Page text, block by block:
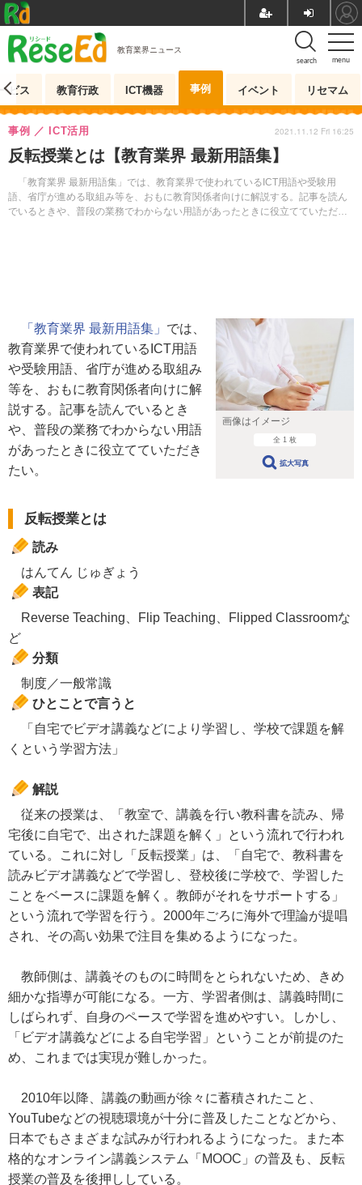
menu
search
教育業界ニュース
ビス 教育行政 ICT機器 事例 イベント リセマム
反転授業とは【教育業界 最新用語集】
「教育業界 最新用語集」では、教育業界で使われているICT用語や受験用
語、省庁が進める取組み等を、おもに教育関係者向けに解説する。記事を読ん
でいるときや、普段の業務でわからない用語があったときに役立てていただき
事例 ICT活用 2021.11.12 Fri 16:25
画像はイメージ
全 1 枚
拡大写真
「教育業界 最新用語集」 では、
教育業界で使われているICT用語
や受験用語、省庁が進める取組み
等を、おもに教育関係者向けに解
説する。記事を読んでいるとき
や、普段の業務でわからない用語
があったときに役立てていただき
たい。
反転授業とは
読み
はんてん じゅぎょう
表記
Reverse Teaching、Flip Teaching、Flipped Classroomな
ど
分類
制度／一般常識
ひとことで言うと
「自宅でビデオ講義などにより学習し、学校で課題を解
くという学習方法」
解説
従来の授業は、「教室で、講義を行い教科書を読み、帰
宅後に自宅で、出された課題を解く」という流れで行われ
ている。これに対し「反転授業」は、「自宅で、教科書を
読みビデオ講義などで学習し、登校後に学校で、学習した
ことをベースに課題を解く。教師がそれをサポートする」
という流れで学習を行う。2000年ごろに海外で理論が提唱
され、その高い効果で注目を集めるようになった。
教師側は、講義そのものに時間をとられないため、きめ
細かな指導が可能になる。一方、学習者側は、講義時間に
しばられず、自身のペースで学習を進めやすい。しかし、
「ビデオ講義などによる自宅学習」ということが前提のた
め、これまでは実現が難しかった。
2010年以降、講義の動画が徐々に蓄積されたこと、
YouTubeなどの視聴環境が十分に普及したことなどから、
日本でもさまざまな試みが行われるようになった。また本
格的なオンライン講義システム「MOOC」の普及も、反転
授業の普及を後押ししている。